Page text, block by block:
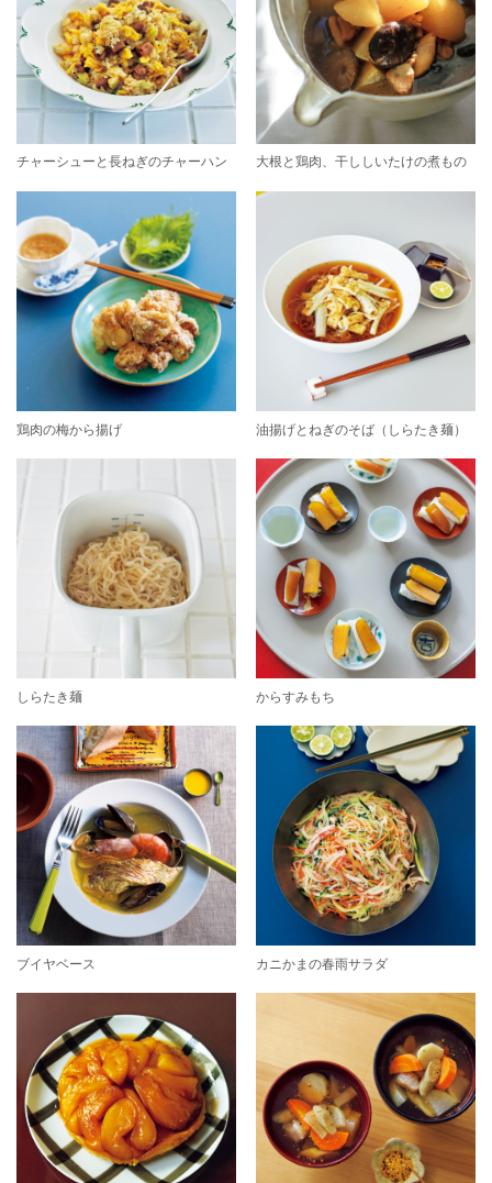
チャーシューと長ねぎのチャーハン 大根と鶏肉、干ししいたけの煮もの
鶏肉の梅から揚げ 油揚げとねぎのそば（しらたき麺）
しらたき麺 からすみもち
ブイヤベース カニかまの春雨サラダ